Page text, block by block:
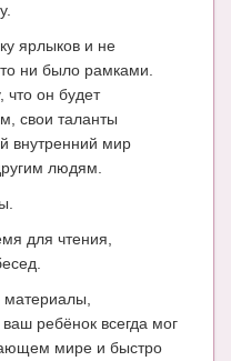
ярлыков и не
ни было рамками.
что он будет
свои таланты
внутренний мир
людям.
для чтения,
ребёнок всегда мог
мире и быстро